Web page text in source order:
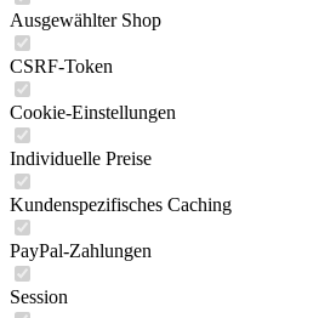
Ausgewählter Shop
CSRF-Token
Cookie-Einstellungen
Individuelle Preise
Kundenspezifisches Caching
PayPal-Zahlungen
Session